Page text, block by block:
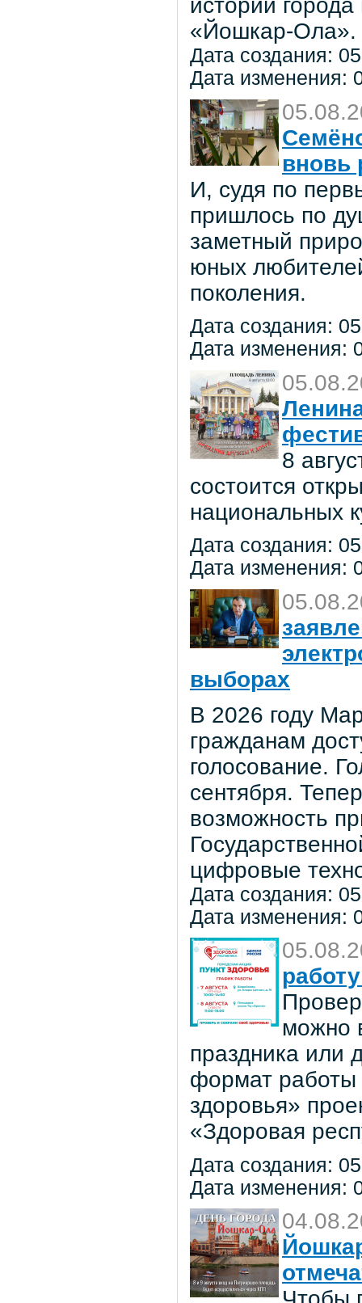
истории
«Йошкар-Ола».
Дата создания:
Дата изменения:
вновь
И, судя по
пришлось по
заметный
юных
поколения.
Дата создания:
Дата изменения:
8
состоится
национальных
Дата создания:
Дата изменения:
выборах
В 2026 году
гражданам
голосование.
сентября.
возможность
цифровые
Дата создания:
Дата изменения:
можно
праздника или
формат работы
здоровья»
«Здоровая
Дата создания:
Дата изменения: